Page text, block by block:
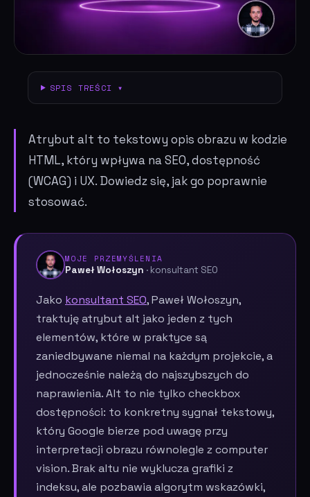
SPIS TREŚCI ▾
Atrybut alt to tekstowy opis obrazu w kodzie
HTML, który wpływa na SEO, dostępność
(WCAG) i UX. Dowiedz się, jak go poprawnie
stosować.
MOJE PRZEMYŚLENIA
Paweł Wołoszyn · konsultant SEO
Jako konsultant SEO, Paweł Wołoszyn,
traktuję atrybut alt jako jeden z tych
elementów, które w praktyce są
zaniedbywane niemal na każdym projekcie, a
jednocześnie należą do najszybszych do
naprawienia. Alt to nie tylko checkbox
dostępności: to konkretny sygnał tekstowy,
który Google bierze pod uwagę przy
interpretacji obrazu równolegle z computer
vision. Brak altu nie wyklucza grafiki z
indeksu, ale pozbawia algorytm wskazówki,